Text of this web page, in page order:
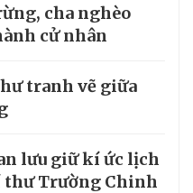
cha nghèo
cử nhân
tranh vẽ giữa
lưu giữ kí ức lịch
thư Trường Chinh